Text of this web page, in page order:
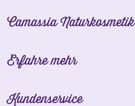
Camassia Naturkosmetik
Erfahre mehr
Kundenservice